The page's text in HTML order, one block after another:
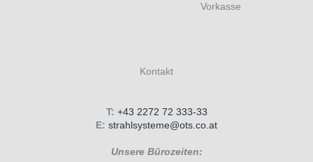
Kontakt
T: +43 2272 72 333-33
E: strahlsysteme@ots.co.at
Unsere Bürozeiten: